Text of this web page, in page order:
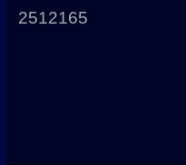
2512165